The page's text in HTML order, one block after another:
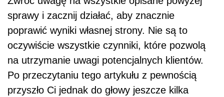
sprawy i zacznij działać, aby znacznie
poprawić wyniki własnej strony. Nie są to
oczywiście wszystkie czynniki, które pozwolą
na utrzymanie uwagi potencjalnych klientów.
Po przeczytaniu tego artykułu z pewnością
przyszło Ci jednak do głowy jeszcze kilka